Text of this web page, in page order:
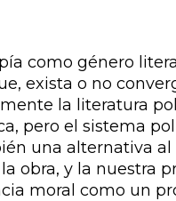
como género
exista o no
la literatura
pero el sistema
una alternativa
obra, y la nuestra
moral como un